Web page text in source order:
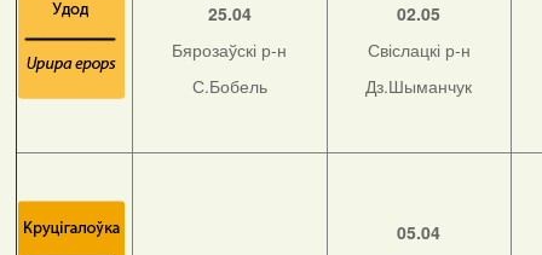
25.04
Бярозаўскі р-н
С.Бобель
02.05
Свіслацкі р-н
Дз.Шыманчук
05.04